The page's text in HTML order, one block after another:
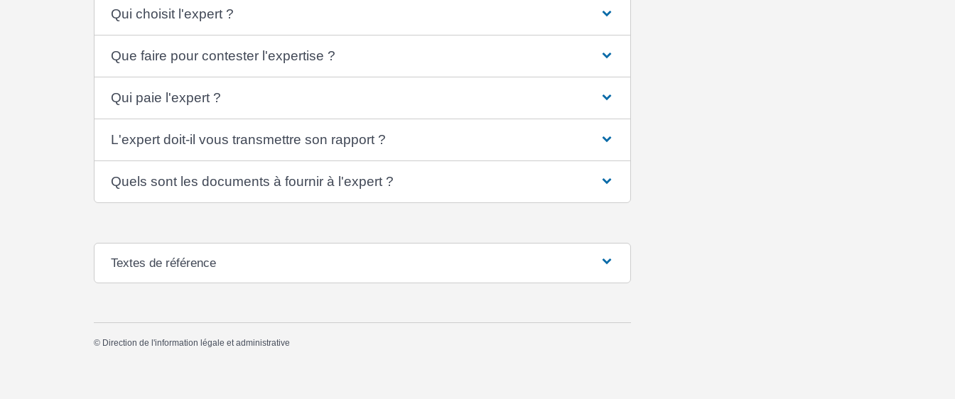
Qui choisit l'expert ?
Que faire pour contester l'expertise ?
Qui paie l'expert ?
L'expert doit-il vous transmettre son rapport ?
Quels sont les documents à fournir à l'expert ?
Textes de référence
© Direction de l'information légale et administrative